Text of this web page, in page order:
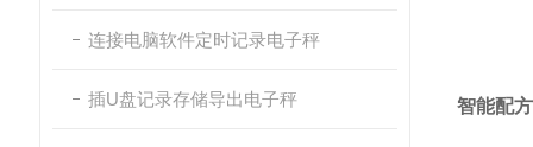
连接电脑软件定时记录电子秤
插U盘记录存储导出电子秤 智能配